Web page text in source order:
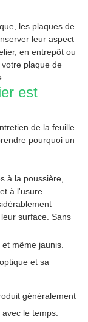
les plaques de
leur aspect
en entrepôt ou
plaque de
est
de la feuille
pourquoi un
à la poussière,
à l'usure
surface. Sans
même jaunis.
et sa
généralement
le temps.